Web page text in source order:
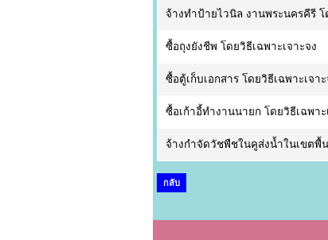
จ้างทำป้ายไวนิล งานพระนครคีรี โ
ซื้อถุงยังชีพ โดยวิธีเฉพาะเจาะจง
ซื้อตู้เก็บเอกสาร โดยวิธีเฉพาะเจาะ
ซื้อเก้าอี้ทำงานนายก โดยวิธีเฉพาะ
จ้างกำจัดวัชพืชในคูส่งน้ำในเขตพื้
กลับ